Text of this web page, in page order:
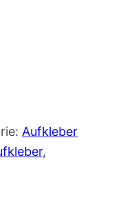
Aufkleber
,